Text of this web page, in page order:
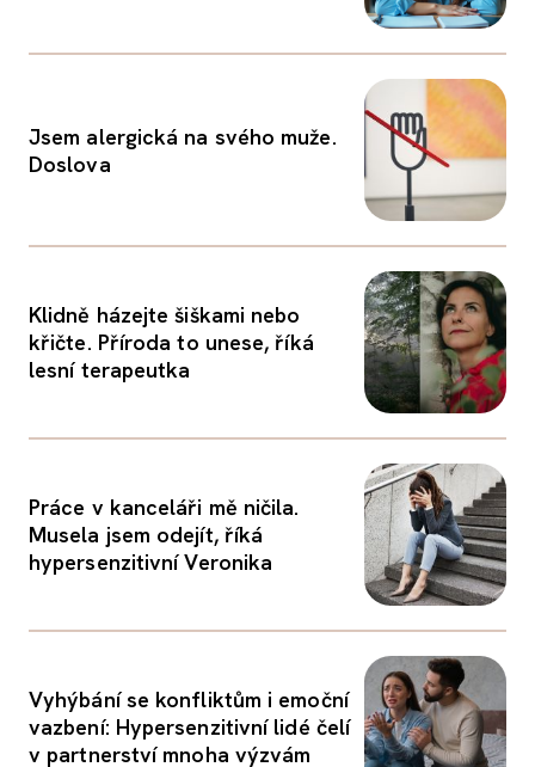
Jsem alergická na svého muže.
Doslova
Klidně házejte šiškami nebo
křičte. Příroda to unese, říká
lesní terapeutka
Práce v kanceláři mě ničila.
Musela jsem odejít, říká
hypersenzitivní Veronika
Vyhýbání se konfliktům i emoční
vazbení: Hypersenzitivní lidé čelí
v partnerství mnoha výzvám